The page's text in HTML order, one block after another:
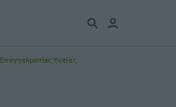
Επαγγελματίες Υγείας